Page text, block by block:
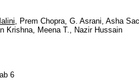
, Prem Chopra, G. Asrani, Asha
Krishna, Meena T., Nazir Hussain
ab 6